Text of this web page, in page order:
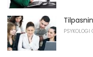
PSYKOLOGI